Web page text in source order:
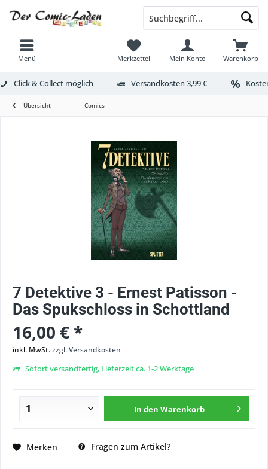
Menü Warenkorb
Merkzettel Mein Konto
Click & Collect möglich Versandkosten 3,99 €
Übersicht Comics
7 Detektive 3 - Ernest Patisson -
Das Spukschloss in Schottland
16,00 € *
inkl. MwSt.zzgl. Versandkosten
Sofort versandfertig, Lieferzeit ca. 1-2 Werktage
In den Warenkorb
Merken Fragen zum Artikel?